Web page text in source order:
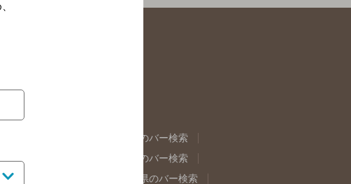
福島県のバー検索
東京都のバー検索
岐阜県のバー検索